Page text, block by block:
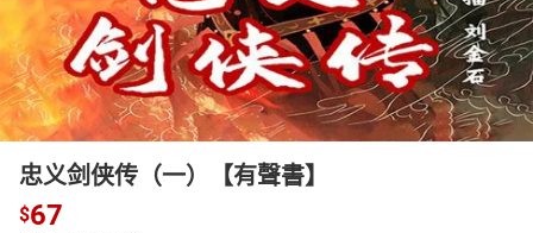
忠义剑侠传（一）【有聲書】
$67